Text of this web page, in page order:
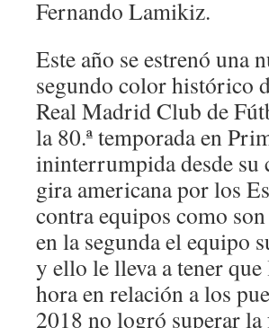
Fernando Lamikiz.
Este año se estrenó una
segundo color histórico
Real Madrid Club de
la 80.ª temporada en
ininterrumpida desde su
gira americana por los
contra equipos como
en la segunda el equipo
y ello le lleva a tener
hora en relación a los
2018 no logró superar